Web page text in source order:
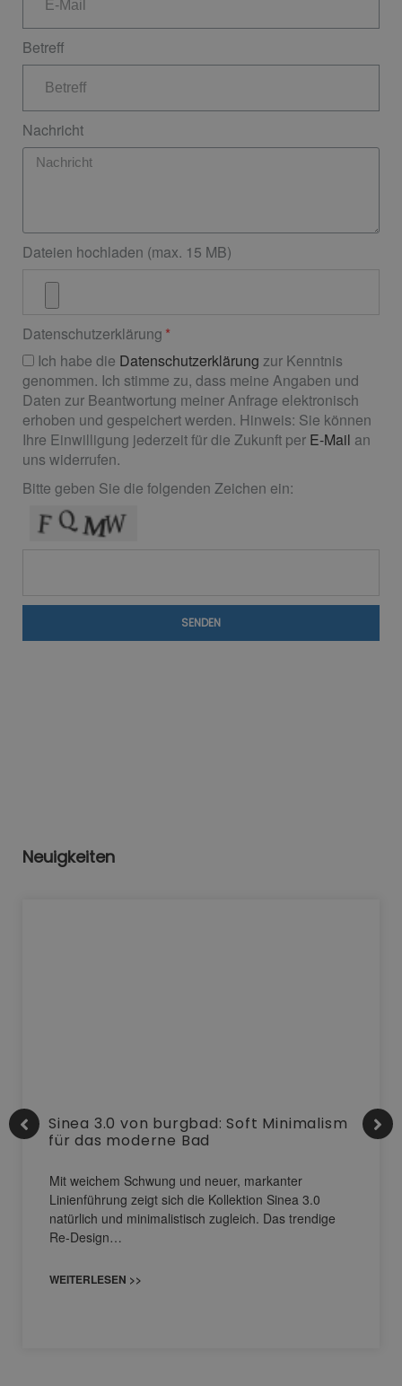
Betreff
Nachricht
Dateien hochladen (max. 15 MB)
Datenschutzerklärung
Ich habe die Datenschutzerklärung zur Kenntnis
genommen. Ich stimme zu, dass meine Angaben und
Daten zur Beantwortung meiner Anfrage elektronisch
erhoben und gespeichert werden. Hinweis: Sie können
Ihre Einwilligung jederzeit für die Zukunft per E-Mail an
uns widerrufen.
Bitte geben Sie die folgenden Zeichen ein:
SENDEN
Neuigkeiten
Sinea 3.0 von burgbad: Soft Minimalism
für das moderne Bad
Mit weichem Schwung und neuer, markanter
Linienführung zeigt sich die Kollektion Sinea 3.0
natürlich und minimalistisch zugleich. Das trendige
Re-Design…
WEITERLESEN >>